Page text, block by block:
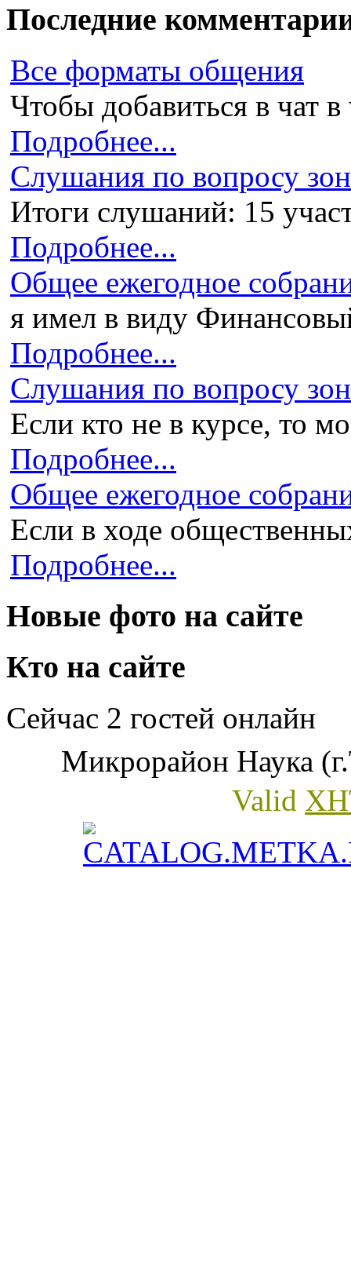
Последние
Все форматы общения
Чтобы добавиться в чат
Подробнее...
Слушания по вопросу
Итоги слушаний: 15
Подробнее...
Общее ежегодное
я имел в виду
Подробнее...
Слушания по вопросу
Если кто не в курсе, то
Подробнее...
Общее ежегодное
Если в ходе
Подробнее...
Новые фото на сайте
Кто на сайте
Сейчас 2 гостей онлайн
Микрорайон Наука
Valid